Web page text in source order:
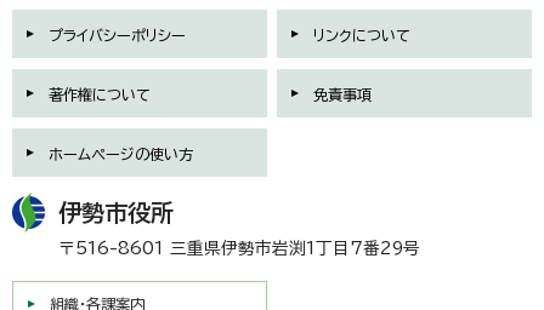
プライバシーポリシー リンクについて
著作権について 免責事項
ホームページの使い方
伊勢市役所
〒516-8601 三重県伊勢市岩渕1丁目7番29号
組織・各課案内